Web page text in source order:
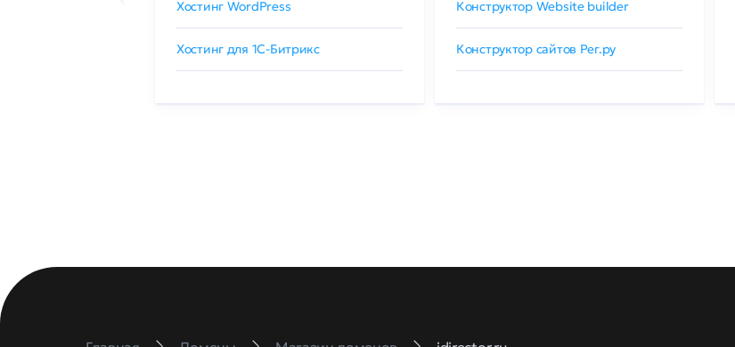
Хостинг WordPress
Хостинг для 1C-Битрикс
Конструктор Website builder
Конструктор сайтов Рег.ру